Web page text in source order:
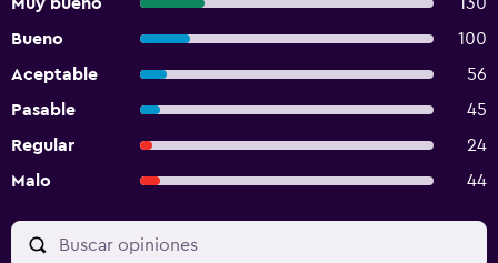
Bueno
100
Aceptable
56
Pasable
45
Regular
24
Malo
44